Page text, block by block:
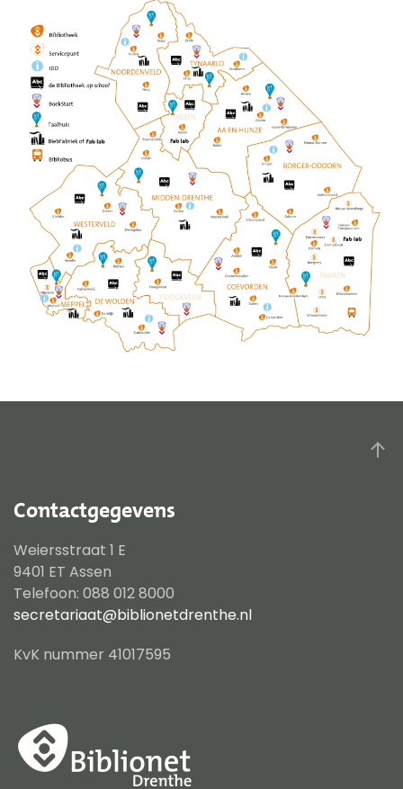
Contactgegevens
Weiersstraat 1 E
9401 ET Assen
Telefoon: 088 012 8000
secretariaat@biblionetdrenthe.nl
KvK nummer 41017595